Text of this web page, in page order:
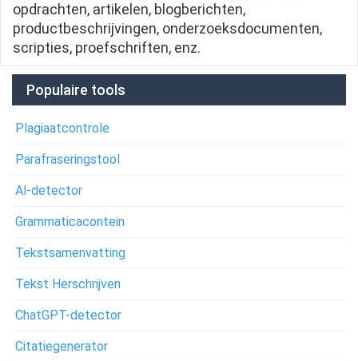
opdrachten, artikelen, blogberichten,
productbeschrijvingen, onderzoeksdocumenten,
scripties, proefschriften, enz.
Populaire tools
Plagiaatcontrole
Parafraseringstool
Al-detector
Grammaticacontein
Tekstsamenvatting
Tekst Herschrijven
ChatGPT-detector
Citatiegenerator